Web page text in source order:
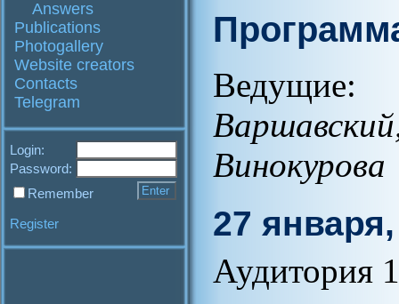
Answers
Publications
Photogallery
Website creators
Contacts
Telegram
Login:
Password:
Remember
Register
Винокурова
27
Аудитория